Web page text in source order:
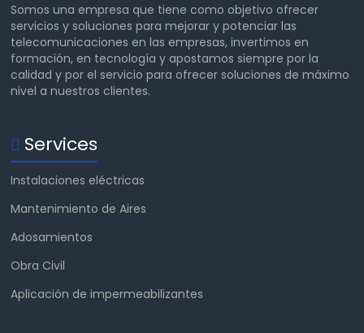
Somos una empresa que tiene como objetivo ofrecer
servicios y soluciones para mejorar y potenciar las
telecomunicaciones en las empresas, invertimos en
formación, en tecnología y apostamos siempre por la
calidad y por el servicio para ofrecer soluciones de máximo
nivel a nuestros clientes.
Services
Instalaciones eléctricas
Mantenimiento de Aires
Adosamientos
Obra Civil
Aplicación de impermeabilizantes